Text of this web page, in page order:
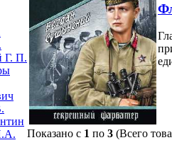
Г. П.
Показано с 1 по 3 (Всего